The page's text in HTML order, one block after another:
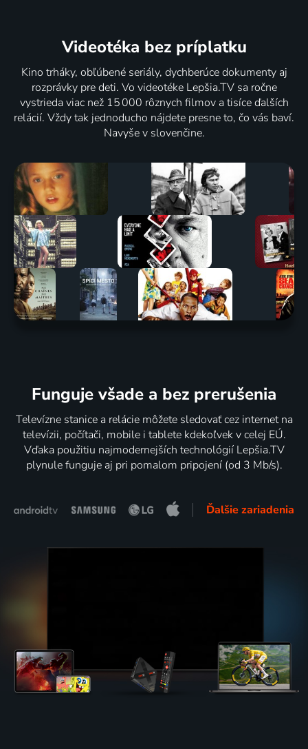
Videotéka bez príplatku
Kino trháky, obľúbené seriály, dychberúce dokumenty aj
rozprávky pre deti. Vo videotéke Lepšia.TV sa ročne
vystrieda viac než 15 000 rôznych filmov a tisíce ďalších
relácií. Vždy tak jednoducho nájdete presne to, čo vás baví.
Navyše v slovenčine.
Funguje všade a bez prerušenia
Televízne stanice a relácie môžete sledovať cez internet na
televízii, počítači, mobile i tablete kdekoľvek v celej EÚ.
Vďaka použitiu najmodernejších technológií Lepšia.TV
plynule funguje aj pri pomalom pripojení (od 3 Mb/s).
Ďalšie zariadenia